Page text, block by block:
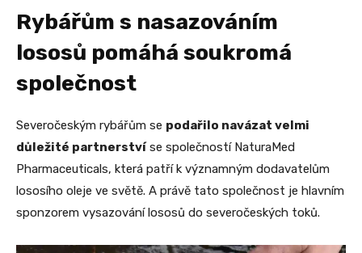
Rybářům s nasazováním
lososů pomáhá soukromá
společnost
Severočeským rybářům se podařilo navázat velmi
důležité partnerstvíse společností NaturaMed
Pharmaceuticals, která patří k významným dodavatelům
lososího oleje ve světě. A právě tato společnost je hlavním
sponzorem vysazování lososů do severočeských toků.